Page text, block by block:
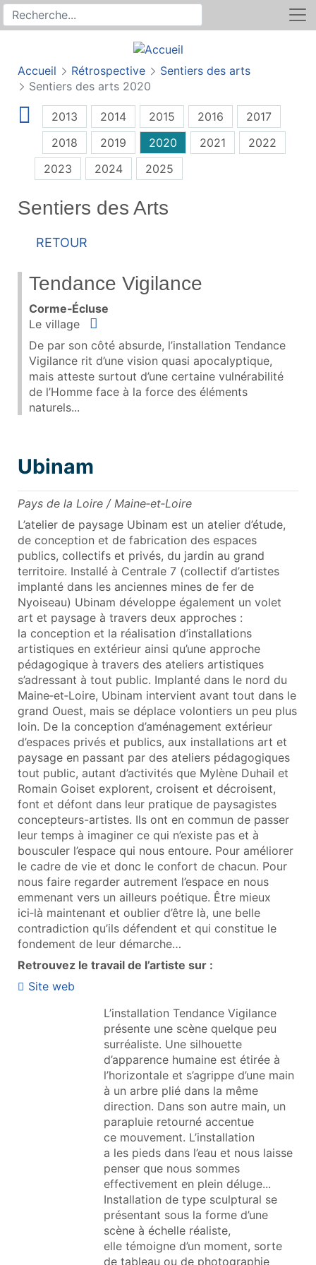
Recherche sur le site
Rechercher
Accueil Rétrospective
Sentiers des arts
Sentiers des arts 2020
2013 2014 2015 2016
2017
2018
2019 2020 2021
2022
2023
2024 2025
Sentiers des Arts
Retour
Tendance Vigilance
Corme‑Écluse
Le village
Situer
De par son côté absurde, l’installation Tendance
Vigilance rit d’une vision quasi apocalyptique,
mais atteste surtout d’une certaine vulnérabilité
de l’Homme face à la force des éléments
naturels...
Ubinam
Pays de la Loire / Maine‑et‑Loire
L’atelier de paysage Ubinam est un atelier d’étude,
de conception et de fabrication des espaces
publics, collectifs et privés, du jardin au grand
territoire. Installé à Centrale 7 (collectif d’artistes
implanté dans les anciennes mines de fer de
Nyoiseau) Ubinam développe également un volet
art et paysage à travers deux approches :
la conception et la réalisation d’installations
artistiques en extérieur ainsi qu’une approche
pédagogique à travers des ateliers artistiques
s’adressant à tout public. Implanté dans le nord du
Maine‑et‑Loire, Ubinam intervient avant tout dans le
grand Ouest, mais se déplace volontiers un peu plus
loin. De la conception d’aménagement extérieur
d’espaces privés et publics, aux installations art et
paysage en passant par des ateliers pédagogiques
tout public, autant d’activités que Mylène Duhail et
Romain Goiset explorent, croisent et décroisent,
font et défont dans leur pratique de paysagistes
concepteurs-artistes. Ils ont en commun de passer
leur temps à imaginer ce qui n’existe pas et à
bousculer l’espace qui nous entoure. Pour améliorer
le cadre de vie et donc le confort de chacun. Pour
nous faire regarder autrement l’espace en nous
emmenant vers un ailleurs poétique. Être mieux
ici‑là maintenant et oublier d’être là, une belle
contradiction qu’ils défendent et qui constitue le
fondement de leur démarche…
Retrouvez le travail de l’artiste sur :
Site web
L’installation Tendance Vigilance
présente une scène quelque peu
surréaliste. Une silhouette
d’apparence humaine est étirée à
l’horizontale et s’agrippe d’une main
à un arbre plié dans la même
direction. Dans son autre main, un
parapluie retourné accentue
ce mouvement. L’installation
a les pieds dans l’eau et nous laisse
penser que nous sommes
effectivement en plein déluge...
Installation de type sculptural se
présentant sous la forme d’une
scène à échelle réaliste,
elle témoigne d’un moment, sorte
de tableau ou de photographie